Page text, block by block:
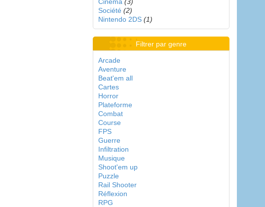
Société (2)
Nintendo 2DS (1)
Filtrer par genre
Arcade
Aventure
Beat'em all
Cartes
Horror
Plateforme
Combat
Course
FPS
Guerre
Infiltration
Musique
Shoot'em up
Puzzle
Rail Shooter
Réflexion
RPG